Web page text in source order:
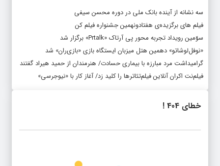
سه نشانه از آینده بانک ملی در دوره محسن سیفی
فیلم های برگزیده‌ی هفتادونهمین جشنواره فیلم کن
سوّمین رویداد تجربه محور پی آرتاک «Prtalk» برگزار شد
«نوفل‌لوشاتو» دهمین هتل میزبان ایستگاه بازی «بازی‌ران» شد
گرامیداشت مرد مبارزه با بیماری حسادت/ هنرمندان از حمید هیراد گفتند
فیلم‌‎نت اکران آنلاین فیلم‌تئاترها را کلید زد/ آغاز کار با «نیوجرسی»
خطای 404 !